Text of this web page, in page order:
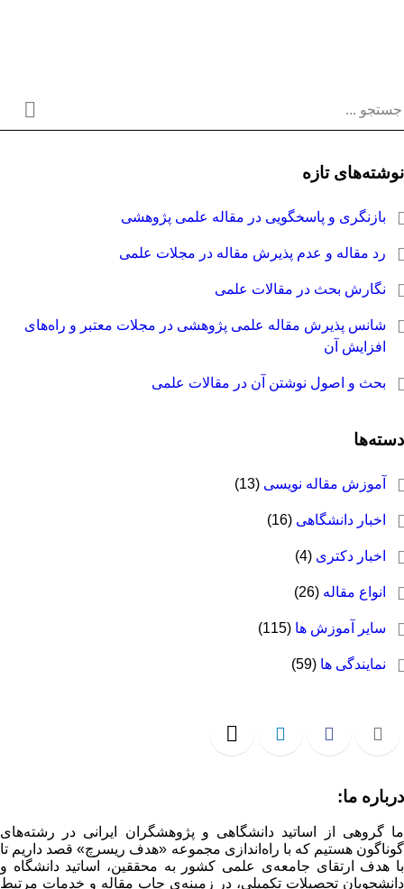
تازه
بازنگری و پاسخگویی در مقاله علمی پژوهشی
رد مقاله و عدم پذیرش مقاله در مجلات علمی
نگارش بحث در مقالات علمی
شانس پذیرش مقاله علمی پژوهشی در مجلات معتبر و راه‌های
افزایش آن
بحث و اصول نوشتن آن در مقالات علمی
آموزش مقاله نویسی (13)
اخبار دانشگاهی (16)
اخبار دکتری(4)
انواع مقاله(26)
سایر آموزش ها(115)
نمایندگی ها(59)
ما:
گروهی از اساتید دانشگاهی و پژوهشگران ایرانی در رشته‌های
هستیم که با راه‌اندازی مجموعه «هدف ریسرچ» قصد داریم تا
هدف ارتقای جامعه‌ی علمی کشور به محققین، اساتید دانشگاه و
تحصیلات تکمیلی، در زمینه‌ی چاپ مقاله و خدمات مرتبط